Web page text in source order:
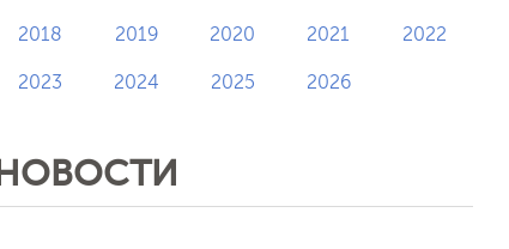
2018 2019 2020 2021 2022
2023 2024 2025 2026
НОВОСТИ